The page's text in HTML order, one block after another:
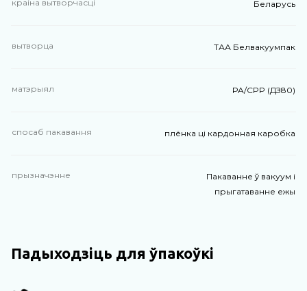
краіна вытворчасці Беларусь
вытворца ТАА Белвакуумпак
матэрыял PA/CPP (ДЗ80)
спосаб пакавання плёнка ці кардонная каробка
прызначэнне
Пакаванне ў вакуум і
прыгатаванне ежы
Падыходзіць для ўпакоўкі